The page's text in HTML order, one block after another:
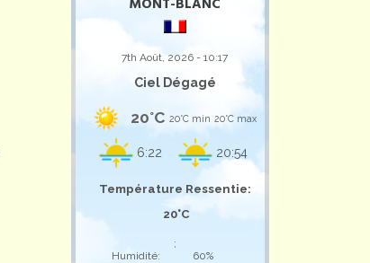
7th Août, 2026 - 10:17
Ciel Dégagé
20°C 20°C min 20°C max
6:22 20:54
Température Ressentie:
20°C
;
Humidité:
60%